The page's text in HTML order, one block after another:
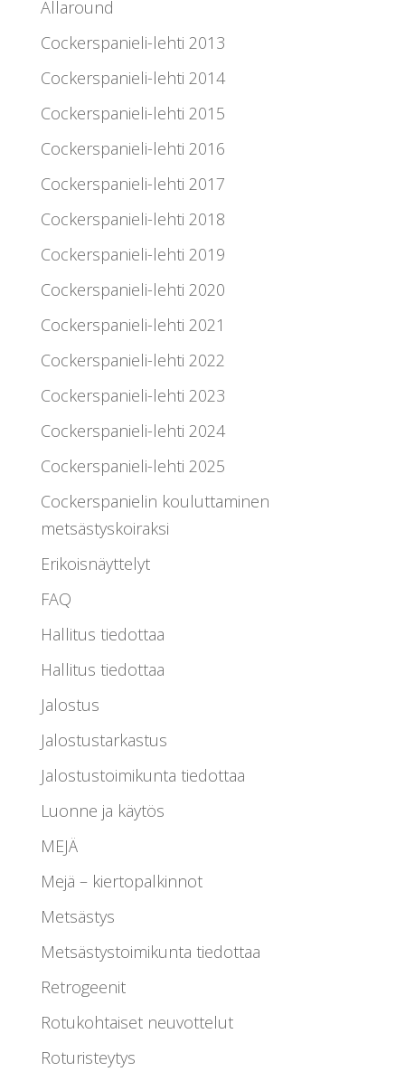
Allaround
Cockerspanieli-lehti 2013
Cockerspanieli-lehti 2014
Cockerspanieli-lehti 2015
Cockerspanieli-lehti 2016
Cockerspanieli-lehti 2017
Cockerspanieli-lehti 2018
Cockerspanieli-lehti 2019
Cockerspanieli-lehti 2020
Cockerspanieli-lehti 2021
Cockerspanieli-lehti 2022
Cockerspanieli-lehti 2023
Cockerspanieli-lehti 2024
Cockerspanieli-lehti 2025
Cockerspanielin kouluttaminen
metsästyskoiraksi
Erikoisnäyttelyt
FAQ
Hallitus tiedottaa
Hallitus tiedottaa
Jalostus
Jalostustarkastus
Jalostustoimikunta tiedottaa
Luonne ja käytös
MEJÄ
Mejä – kiertopalkinnot
Metsästys
Metsästystoimikunta tiedottaa
Retrogeenit
Rotukohtaiset neuvottelut
Roturisteytys